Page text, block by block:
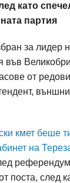
като
партия
за лидер
във
от
кмет беше
на
поста, след